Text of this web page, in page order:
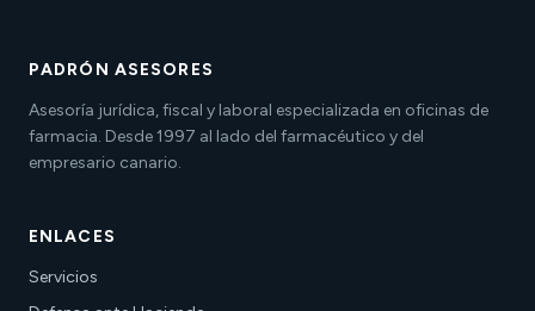
PADRÓN ASESORES
Asesoría jurídica, fiscal y laboral especializada en oficinas de
farmacia. Desde 1997 al lado del farmacéutico y del
empresario canario.
ENLACES
Servicios